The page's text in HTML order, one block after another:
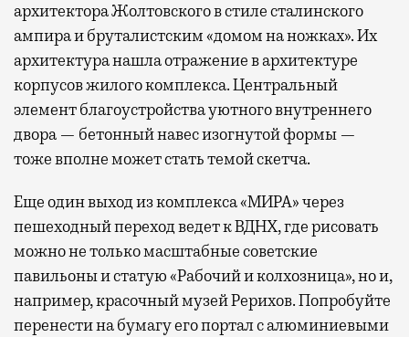
архитектора Жолтовского в стиле сталинского
ампира и бруталистским «домом на ножках». Их
архитектура нашла отражение в архитектуре
корпусов жилого комплекса. Центральный
элемент благоустройства уютного внутреннего
двора — бетонный навес изогнутой формы —
тоже вполне может стать темой скетча.
Еще один выход из комплекса «МИРА» через
пешеходный переход ведет к ВДНХ, где рисовать
можно не только масштабные советские
павильоны и статую «Рабочий и колхозница», но и,
например, красочный музей Рерихов. Попробуйте
перенести на бумагу его портал с алюминиевыми